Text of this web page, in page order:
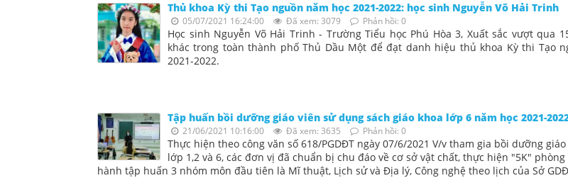
Thủ khoa Kỳ thi Tạo nguồn năm học 2021-2022: học sinh Nguyễn Võ Hải Trinh
05/07/2021 16:24:00 Đã xem: 3079 Phản hồi: 0
Học sinh Nguyễn Võ Hải Trinh - Trường Tiểu học Phú Hòa 3, Xuất sắc vượt qua
khác trong toàn thành phố Thủ Dầu Một để đạt danh hiệu thủ khoa Kỳ thi Tạo
2021-2022.
Tập huấn bồi dưỡng giáo viên sử dụng sách giáo khoa lớp 6 năm học 2021-
21/06/2021 10:16:00 Đã xem: 3635 Phản hồi: 0
Thực hiện theo công văn số 618/PGDĐT ngày 07/6/2021 V/v tham gia bồi dưỡng
lớp 1,2 và 6, các đơn vị đã chuẩn bị chu đáo về cơ sở vật chất, thực hiện "5K"
hành tập huấn 3 nhóm môn đầu tiên là Mĩ thuật, Lịch sử và Địa lý, Công nghệ theo lịch của Sở